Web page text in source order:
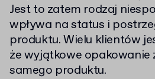
Jest to zatem rodzaj
wpływa na status i
produktu. Wielu klientów
że wyjątkowe opakowanie
samego produktu.